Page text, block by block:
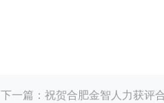
下一篇： 祝贺合肥金智人力获评